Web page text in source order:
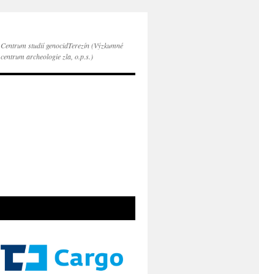
Centrum studií genocidTerezín (Výzkumné
centrum archeologie zla, o.p.s.)